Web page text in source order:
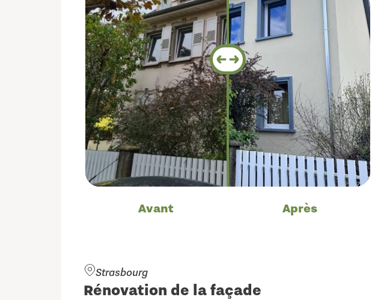
Avant Après
Strasbourg
Rénovation de la façade